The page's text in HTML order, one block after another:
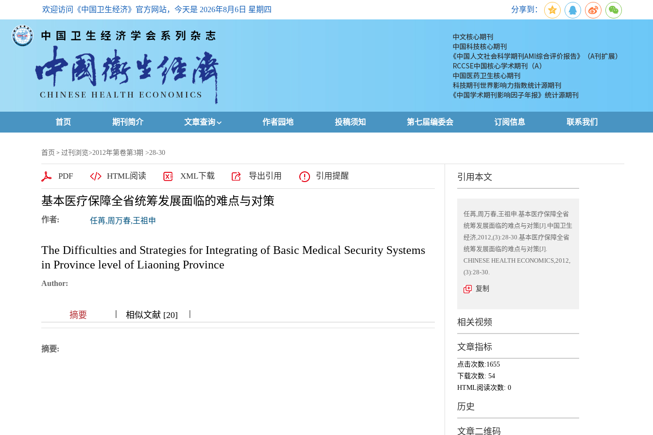
欢迎访问《中国卫生经济》官方网站，今天是 2026年8月6日 星期四 分享到：
首页 期刊简介 文章查询
高级查询
下载排名
作者园地 投稿须知 第七届编委会 订阅信息 联系我们
首页 > 过刊浏览>2012年第卷第3期 >28-30
PDF HTML阅读 XML下载 导出引用 引用提醒
基本医疗保障全省统筹发展面临的难点与对策
作者: 任苒,周万春,王祖申
The Difficulties and Strategies for Integrating of Basic Medical Security Systems
in Province level of Liaoning Province
Author:
摘要 |||| 相似文献 [20] |||
摘要:
引用本文
任苒,周万春,王祖申.基本医疗保障全省
统筹发展面临的难点与对策[J].中国卫生
经济,2012,(3):28-30.基本医疗保障全省
统筹发展面临的难点与对策[J].
CHINESE HEALTH ECONOMICS,2012,
(3):28-30.
复制
相关视频
文章指标
点击次数:1655
下载次数: 54
HTML阅读次数: 0
历史
文章二维码